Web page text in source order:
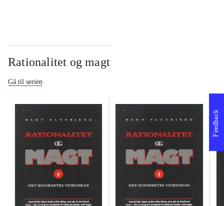
Rationalitet og magt
Gå til serien
Feedback